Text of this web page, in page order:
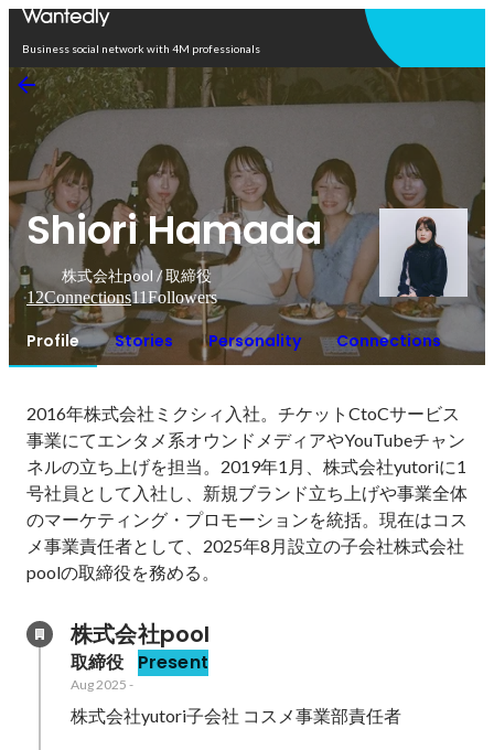
Business social network with 4M professionals
Shiori Hamada
株式会社pool / 取締役
12Connections11Followers
Profile Stories Personality Connections
2016年株式会社ミクシィ入社。チケットCtoCサービス
事業にてエンタメ系オウンドメディアやYouTubeチャン
ネルの立ち上げを担当。2019年1月、株式会社yutoriに1
号社員として入社し、新規ブランド立ち上げや事業全体
のマーケティング・プロモーションを統括。現在はコス
メ事業責任者として、2025年8月設立の子会社株式会社
poolの取締役を務める。
株式会社pool
取締役 Present
Aug 2025 -
株式会社yutori子会社 コスメ事業部責任者